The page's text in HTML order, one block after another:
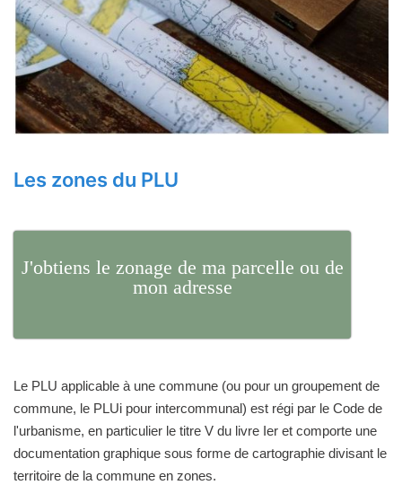
Les zones du PLU
J'obtiens le zonage de ma parcelle ou de
mon adresse
Le PLU applicable à une commune (ou pour un groupement de
commune, le PLUi pour intercommunal) est régi par le Code de
l'urbanisme, en particulier le titre V du livre Ier et comporte une
documentation graphique sous forme de cartographie divisant le
territoire de la commune en zones.